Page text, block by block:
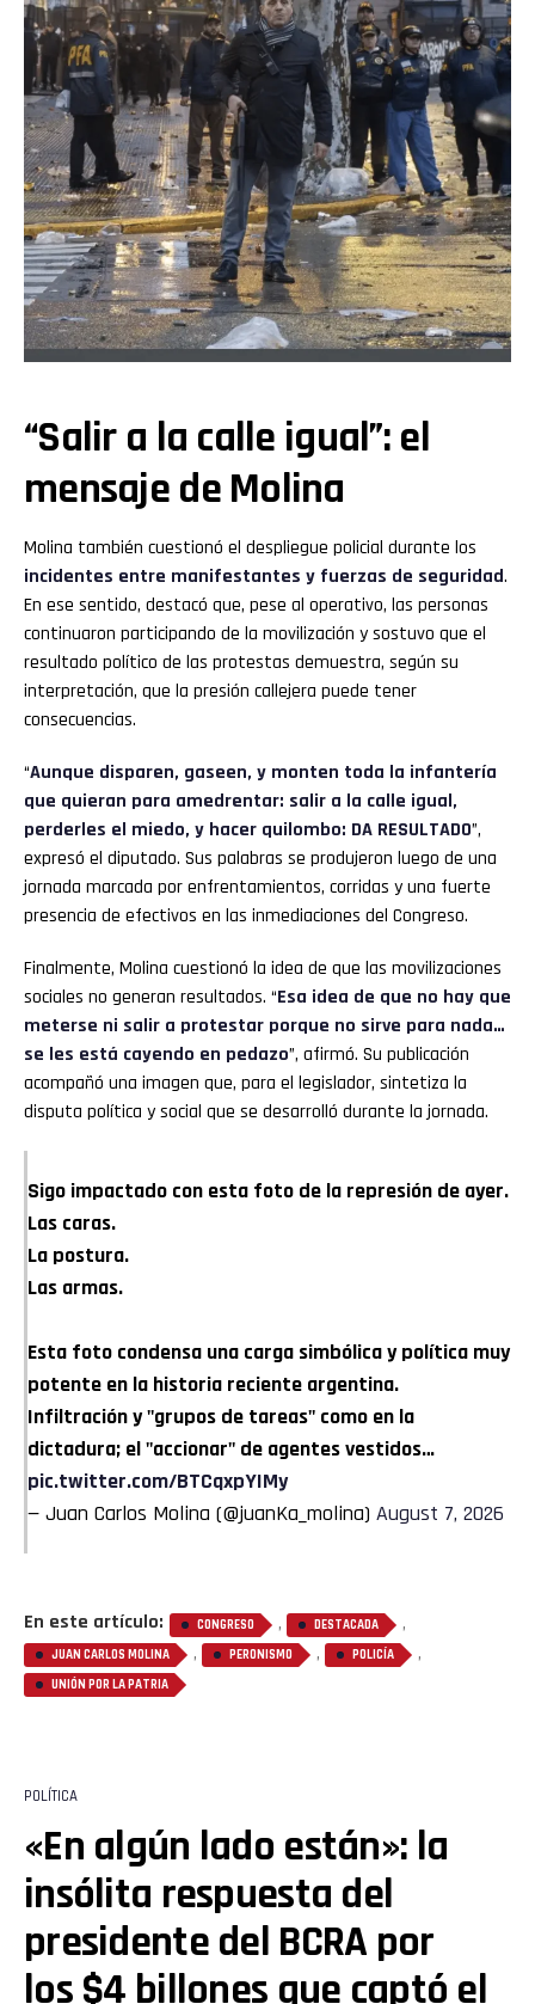
“Salir a la calle igual”: el
mensaje de Molina
Molina también cuestionó el despliegue policial durante los
incidentes entre manifestantes y fuerzas de seguridad.
En ese sentido, destacó que, pese al operativo, las personas
continuaron participando de la movilización y sostuvo que el
resultado político de las protestas demuestra, según su
interpretación, que la presión callejera puede tener
consecuencias.
“Aunque disparen, gaseen, y monten toda la infantería
que quieran para amedrentar: salir a la calle igual,
perderles el miedo, y hacer quilombo: DA RESULTADO”,
expresó el diputado. Sus palabras se produjeron luego de una
jornada marcada por enfrentamientos, corridas y una fuerte
presencia de efectivos en las inmediaciones del Congreso.
Finalmente, Molina cuestionó la idea de que las movilizaciones
sociales no generan resultados. “Esa idea de que no hay que
meterse ni salir a protestar porque no sirve para nada…
se les está cayendo en pedazo”, afirmó. Su publicación
acompañó una imagen que, para el legislador, sintetiza la
disputa política y social que se desarrolló durante la jornada.
Sigo impactado con esta foto de la represión de ayer.
Las caras.
La postura.
Las armas.
Esta foto condensa una carga simbólica y política muy
potente en la historia reciente argentina.
Infiltración y "grupos de tareas" como en la
dictadura; el "accionar" de agentes vestidos…
pic.twitter.com/BTCqxpYIMy
— Juan Carlos Molina (@juanKa_molina) August 7, 2026
En este artículo: CONGRESO , DESTACADA ,
JUAN CARLOS MOLINA , PERONISMO , POLICÍA ,
UNIÓN POR LA PATRIA
POLÍTICA
«En algún lado están»: la
insólita respuesta del
presidente del BCRA por
los $4 billones que captó el